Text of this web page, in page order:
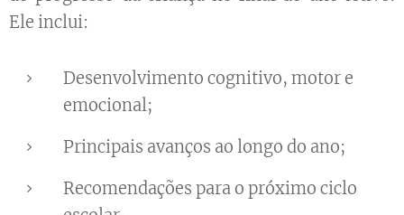
Ele inclui:
Desenvolvimento cognitivo, motor e
emocional;
Principais avanços ao longo do ano;
Recomendações para o próximo ciclo